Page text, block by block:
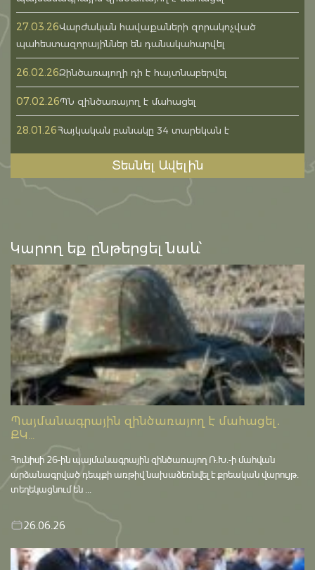
27.03.26Վարժական հավաքաների զորակոչված
պահեստազորայիններ են դանակահարվել
26.02.26Զինծառայողի դի է հայտնաբերվել
07.02.26ՊՆ զինծառայող է մահացել
28.01.26Հայկական բանակը 34 տարեկան է
Տեսնել Ավելին
Կարող եք ընթերցել նաև՝
Պայմանագրային զինծառայող է մահացել․
ՔԿ...
Հունիսի 26-ին պայմանագրային զինծառայող Ռ.Խ.-ի մահվան
արձանագրված դեպքի առթիվ նախաձեռնվել է քրեական վարույթ․
տեղեկացնում են ...
26.06.26